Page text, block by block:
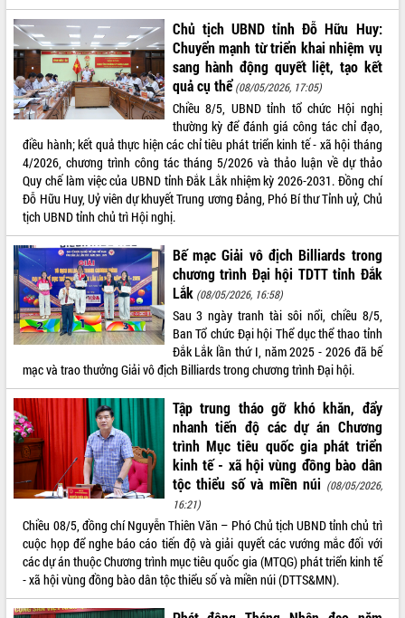
Xã Ea Kar bước chuyển mình trong
công tác cải cách hành chính mô hình
mới
UBND tỉnh họp báo định kỳ tháng 4
năm 2026
Hội thảo khoa học “Giải pháp thúc đẩy
Đắk Lắk”
Tăng cường giám sát, đôn đốc thực
hiện nhiệm vụ quản lý tài sản công
hàng tuần
Tháo gỡ những vướng mắc, đẩy mạnh
công tác cải cách thủ tục hành chính
tại Trung tâm Phục vụ hành chính
công tỉnh
Đắk Lắk: Tôn vinh 46 giải pháp tại Hội
thi Sáng tạo Kỹ thuật 2024 - 2025
Đắk Lắk rà soát, điều chỉnh Đề án 190
về phát triển nuôi trồng thủy sản
Phó Chủ tịch UBND tỉnh Đắk Lắk
Trương Công Thái kiểm tra thực địa
Dự án cao tốc Khánh Hòa - Buôn Ma
Thuột
Định vị cà phê Việt Nam như một “di
sản sống” trong dòng chảy toàn cầu
Xây dựng nông thôn mới: Nâng cao đời
sống người dân từ những mô hình thiết
thực
Quyết liệt tháo gỡ vướng mắc, đẩy
nhanh tiến độ các dự án trọng điểm
trong Khu kinh tế Nam Phú Yên
Chủ tịch UBND tỉnh Đỗ Hữu Huy:
Chuyển mạnh từ triển khai nhiệm vụ
sang hành động quyết liệt, tạo kết
quả cụ thể (08/05/2026, 17:05)
Chiều 8/5, UBND tỉnh tổ chức Hội nghị
thường kỳ để đánh giá công tác chỉ đạo,
điều hành; kết quả thực hiện các chỉ tiêu phát triển kinh tế - xã hội tháng
4/2026, chương trình công tác tháng 5/2026 và thảo luận về dự thảo
Quy chế làm việc của UBND tỉnh Đắk Lắk nhiệm kỳ 2026-2031. Đồng chí
Đỗ Hữu Huy, Uỷ viên dự khuyết Trung ương Đảng, Phó Bí thư Tỉnh uỷ, Chủ
tịch UBND tỉnh chủ trì Hội nghị.
Bế mạc Giải vô địch Billiards trong
chương trình Đại hội TDTT tỉnh Đắk
Lắk (08/05/2026, 16:58)
Sau 3 ngày tranh tài sôi nổi, chiều 8/5,
Ban Tổ chức Đại hội Thể dục thể thao tỉnh
Đắk Lắk lần thứ I, năm 2025 - 2026 đã bế
mạc và trao thưởng Giải vô địch Billiards trong chương trình Đại hội.
Tập trung tháo gỡ khó khăn, đẩy
nhanh tiến độ các dự án Chương
trình Mục tiêu quốc gia phát triển
kinh tế - xã hội vùng đồng bào dân
tộc thiểu số và miền núi (08/05/2026,
16:21)
Chiều 08/5, đồng chí Nguyễn Thiên Văn – Phó Chủ tịch UBND tỉnh chủ trì
cuộc họp để nghe báo cáo tiến độ và giải quyết các vướng mắc đối với
các dự án thuộc Chương trình mục tiêu quốc gia (MTQG) phát triển kinh tế
- xã hội vùng đồng bào dân tộc thiểu số và miền núi (DTTS&MN).